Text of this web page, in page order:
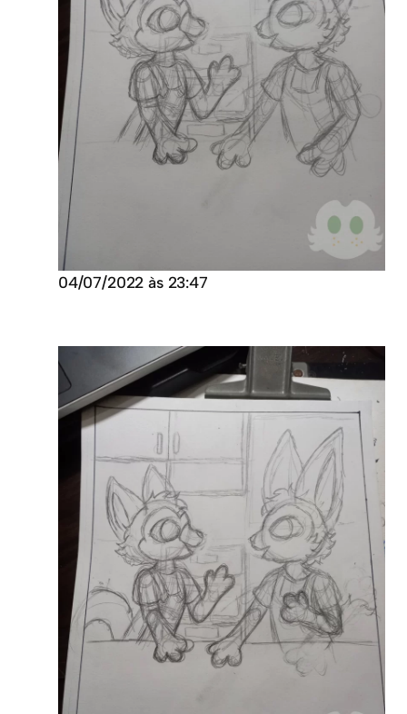
04/07/2022 às 23:47